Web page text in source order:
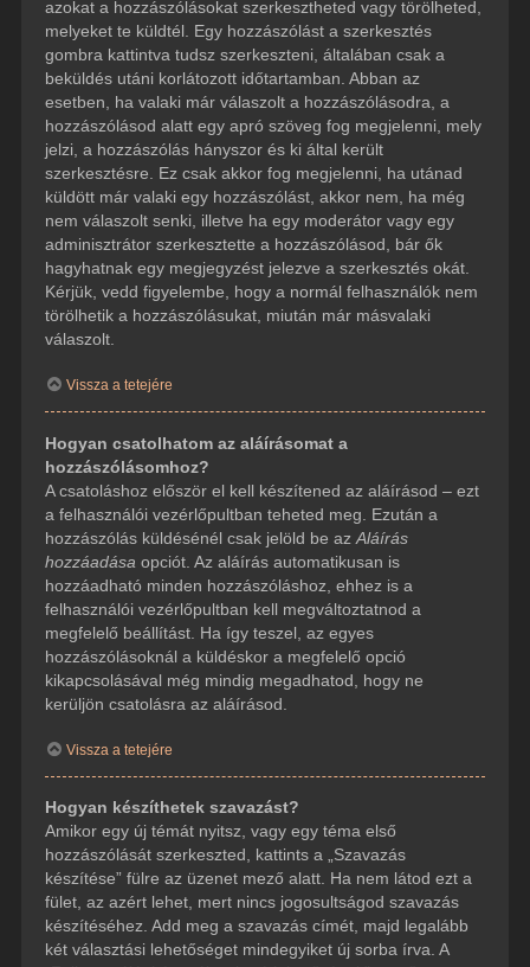
azokat a hozzászólásokat szerkesztheted vagy törölheted,
melyeket te küldtél. Egy hozzászólást a szerkesztés
gombra kattintva tudsz szerkeszteni, általában csak a
beküldés utáni korlátozott időtartamban. Abban az
esetben, ha valaki már válaszolt a hozzászólásodra, a
hozzászólásod alatt egy apró szöveg fog megjelenni, mely
jelzi, a hozzászólás hányszor és ki által került
szerkesztésre. Ez csak akkor fog megjelenni, ha utánad
küldött már valaki egy hozzászólást, akkor nem, ha még
nem válaszolt senki, illetve ha egy moderátor vagy egy
adminisztrátor szerkesztette a hozzászólásod, bár ők
hagyhatnak egy megjegyzést jelezve a szerkesztés okát.
Kérjük, vedd figyelembe, hogy a normál felhasználók nem
törölhetik a hozzászólásukat, miután már másvalaki
válaszolt.
Vissza a tetejére
Hogyan csatolhatom az aláírásomat a
hozzászólásomhoz?
A csatoláshoz először el kell készítened az aláírásod – ezt
a felhasználói vezérlőpultban teheted meg. Ezután a
hozzászólás küldésénél csak jelöld be az Aláírás
hozzáadása opciót. Az aláírás automatikusan is
hozzáadható minden hozzászóláshoz, ehhez is a
felhasználói vezérlőpultban kell megváltoztatnod a
megfelelő beállítást. Ha így teszel, az egyes
hozzászólásoknál a küldéskor a megfelelő opció
kikapcsolásával még mindig megadhatod, hogy ne
kerüljön csatolásra az aláírásod.
Vissza a tetejére
Hogyan készíthetek szavazást?
Amikor egy új témát nyitsz, vagy egy téma első
hozzászólását szerkeszted, kattints a „Szavazás
készítése” fülre az üzenet mező alatt. Ha nem látod ezt a
fület, az azért lehet, mert nincs jogosultságod szavazás
készítéséhez. Add meg a szavazás címét, majd legalább
két választási lehetőséget mindegyiket új sorba írva. A